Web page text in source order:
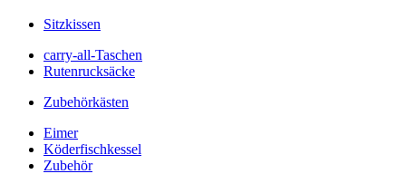
Sitzkissen
carry-all-Taschen
Rutenrucksäcke
Zubehörkästen
Eimer
Köderfischkessel
Zubehör